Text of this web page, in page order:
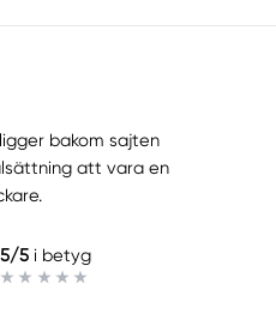
bakom sajten
att vara en
5/5i betyg